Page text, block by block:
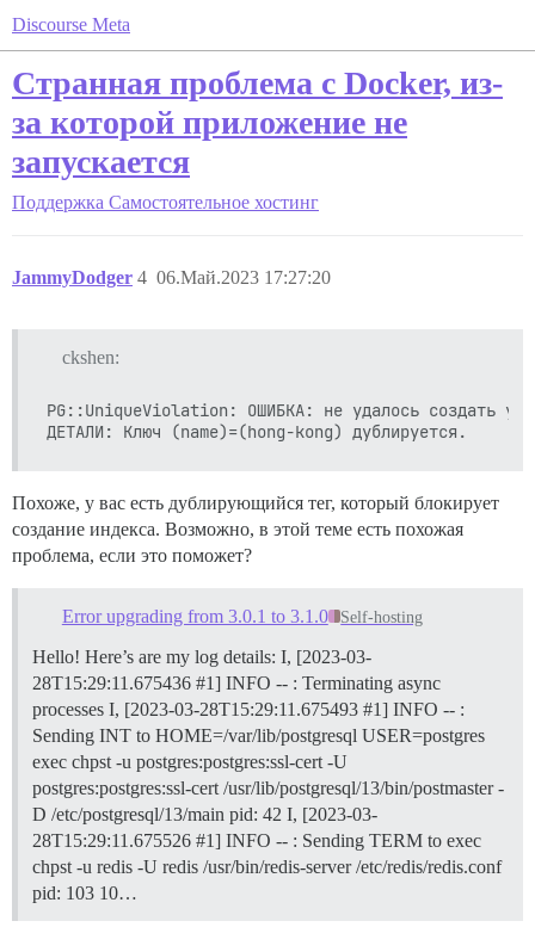
Discourse Meta
Странная проблема с Docker, из-
за которой приложение не
запускается
Поддержка Самостоятельное хостинг
JammyDodger 06.Май.2023 17:27:20
4
ckshen:
PG::UniqueViolation: ОШИБКА: не удалось создать
Похоже, у вас есть дублирующийся тег, который блокирует
создание индекса. Возможно, в этой теме есть похожая
проблема, если это поможет?
Error upgrading from 3.0.1 to 3.1.0 Self-hosting
Hello! Here’s are my log details: I, [2023-03-
28T15:29:11.675436 #1] INFO -- : Terminating async
processes I, [2023-03-28T15:29:11.675493 #1] INFO -- :
Sending INT to HOME=/var/lib/postgresql USER=postgres
exec chpst -u postgres:postgres:ssl-cert -U
postgres:postgres:ssl-cert /usr/lib/postgresql/13/bin/postmaster -
D /etc/postgresql/13/main pid: 42 I, [2023-03-
28T15:29:11.675526 #1] INFO -- : Sending TERM to exec
chpst -u redis -U redis /usr/bin/redis-server /etc/redis/redis.conf
pid: 103 10…